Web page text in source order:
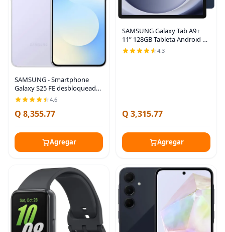
SAMSUNG - Smartphone
Galaxy S25 FE desbloqueado
128 GB con IA, pantalla
cámara de alta resolución,
4.6
Q 8,355.77
Agregar
SAMSUNG Galaxy Tab A9+
11” 128GB Tableta Android de
11 pulgadas, pantalla grande,
cuatro altavoces, chipset
4.3
Q 3,315.77
Agregar